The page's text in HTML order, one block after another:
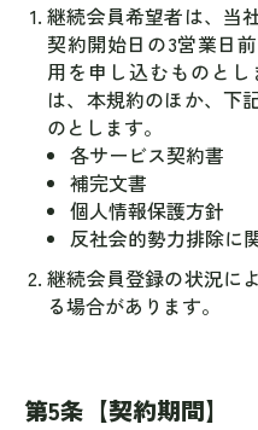
継続会員希望者は、当
契約開始日の3営業日
用を申し込むものと
は、本規約のほか、下
のとします。
各サービス契約書
補完文書
個人情報保護方針
反社会的勢力排除に
継続会員登録の状況に
る場合があります。
第5条【契約期間】